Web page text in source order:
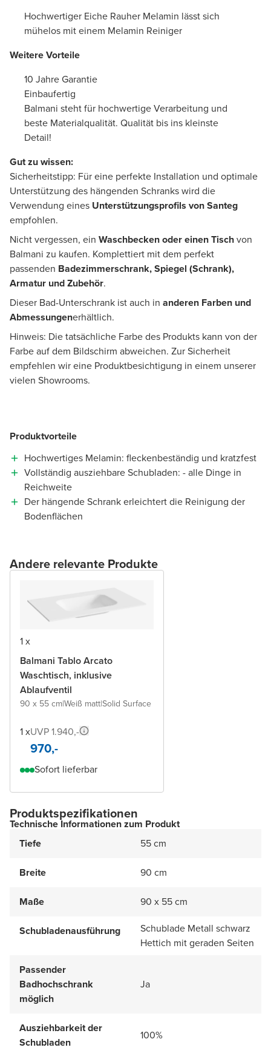
Hochwertiger Eiche Rauher Melamin lässt sich
mühelos mit einem Melamin Reiniger
Weitere Vorteile
10 Jahre Garantie
Einbaufertig
Balmani steht für hochwertige Verarbeitung und
beste Materialqualität. Qualität bis ins kleinste
Detail!
Gut zu wissen:
Sicherheitstipp: Für eine perfekte Installation und optimale
Unterstützung des hängenden Schranks wird die
Verwendung eines Unterstützungsprofils von Santeg
empfohlen.
Nicht vergessen, ein Waschbecken oder einen Tischvon
Balmani zu kaufen. Komplettiert mit dem perfekt
passenden Badezimmerschrank, Spiegel (Schrank),
Armatur und Zubehör.
Dieser Bad-Unterschrank ist auch in anderen Farben und
Abmessungenerhältlich.
Hinweis: Die tatsächliche Farbe des Produkts kann von der
Farbe auf dem Bildschirm abweichen. Zur Sicherheit
empfehlen wir eine Produktbesichtigung in einem unserer
vielen Showrooms.
Produktvorteile
Hochwertiges Melamin: fleckenbeständig und kratzfest
Vollständig ausziehbare Schubladen: - alle Dinge in
Reichweite
Der hängende Schrank erleichtert die Reinigung der
Bodenflächen
Andere relevante Produkte
1 x
Balmani Tablo Arcato
Waschtisch, inklusive
Ablaufventil
90 x 55 cm|Weiß matt|Solid Surface
1 xUVP 1.940,-
970,-
Sofort lieferbar
Produktspezifikationen
Technische Informationen zum Produkt
Tiefe
55 cm
Breite 90 cm
Maße 90 x 55 cm
Schubladenausführung
Schublade Metall schwarz
Hettich mit geraden Seiten
Passender
Badhochschrank
möglich
Ja
Ausziehbarkeit der
Schubladen
100%